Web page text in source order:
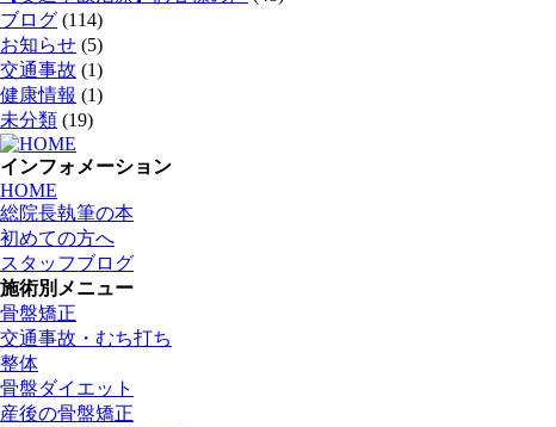
ブログ (114)
お知らせ (5)
交通事故 (1)
健康情報 (1)
未分類 (19)
インフォメーション
HOME
総院長執筆の本
初めての方へ
スタッフブログ
施術別メニュー
骨盤矯正
交通事故・むち打ち
整体
骨盤ダイエット
産後の骨盤矯正